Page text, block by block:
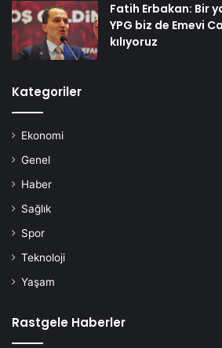
Fatih Erbakan: Bir
YPG biz de Emevi
kılıyoruz
Kategoriler
Ekonomi
Genel
Haber
Sağlık
Spor
Teknoloji
Yaşam
Rastgele Haberler